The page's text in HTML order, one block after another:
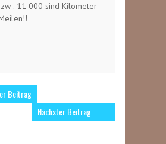
. 11 000 sind Kilometer
Beitrag
Nächster Beitrag